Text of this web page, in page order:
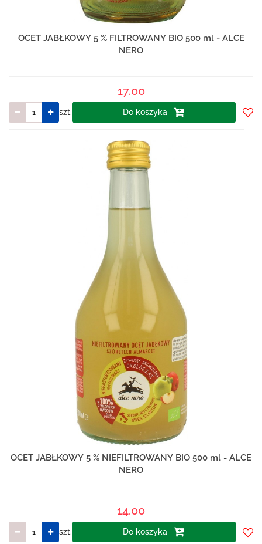
OCET JABŁKOWY 5 % FILTROWANY BIO 500 ml - ALCE
NERO
17.00
szt. Do koszyka
OCET JABŁKOWY 5 % NIEFILTROWANY BIO 500 ml - ALCE
NERO
14.00
szt. Do koszyka